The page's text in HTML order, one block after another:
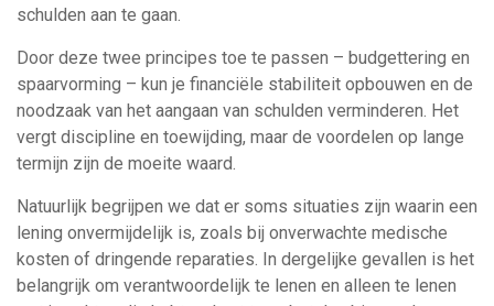
schulden aan te gaan.
Door deze twee principes toe te passen – budgettering en
spaarvorming – kun je financiële stabiliteit opbouwen en de
noodzaak van het aangaan van schulden verminderen. Het
vergt discipline en toewijding, maar de voordelen op lange
termijn zijn de moeite waard.
Natuurlijk begrijpen we dat er soms situaties zijn waarin een
lening onvermijdelijk is, zoals bij onverwachte medische
kosten of dringende reparaties. In dergelijke gevallen is het
belangrijk om verantwoordelijk te lenen en alleen te lenen